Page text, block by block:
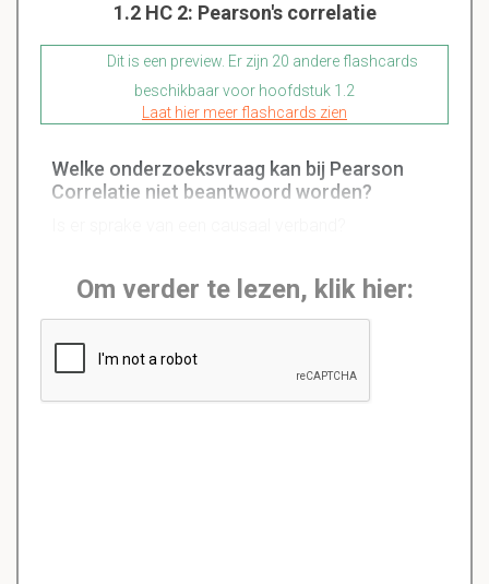
1.2 HC 2: Pearson's correlatie
Dit is een preview. Er zijn 20 andere flashcards
beschikbaar voor hoofdstuk 1.2
Laat hier meer flashcards zien
Welke onderzoeksvraag kan bij Pearson
Correlatie niet beantwoord worden?
Om verder te lezen, klik hier: